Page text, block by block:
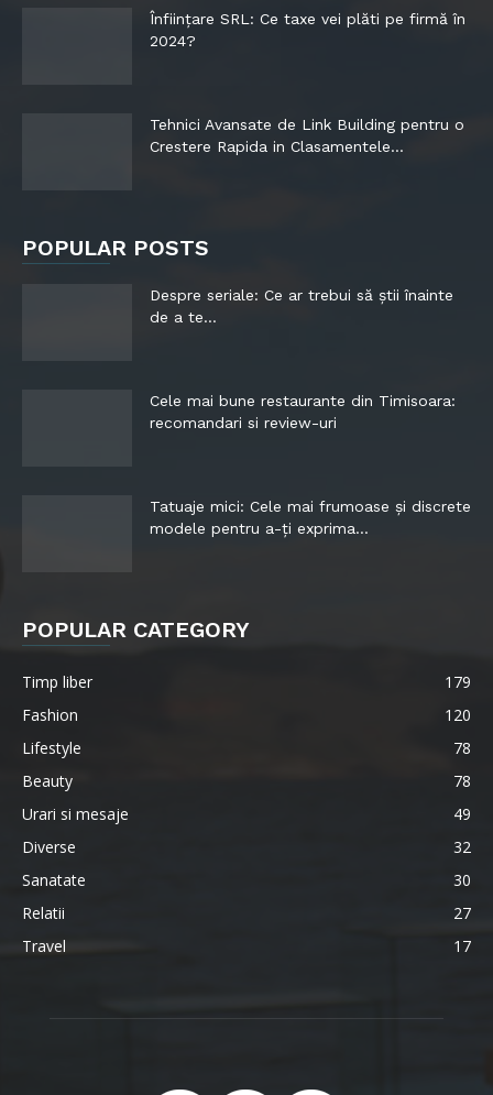
Înființare SRL: Ce taxe vei plăti pe firmă în
2024?
Tehnici Avansate de Link Building pentru o
Crestere Rapida in Clasamentele...
POPULAR POSTS
Despre seriale: Ce ar trebui să știi înainte
de a te...
Cele mai bune restaurante din Timisoara:
recomandari si review-uri
Tatuaje mici: Cele mai frumoase și discrete
modele pentru a-ți exprima...
POPULAR CATEGORY
Timp liber
179
Fashion
120
Lifestyle
78
Beauty
78
Urari si mesaje
49
Diverse
32
Sanatate
30
Relatii
27
Travel
17